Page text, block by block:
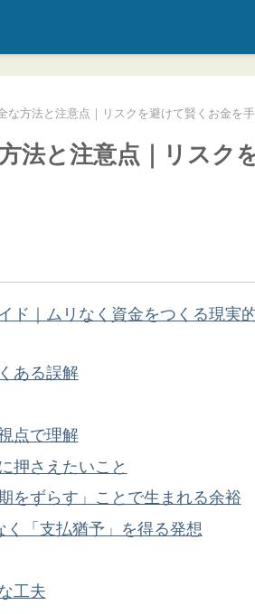
な方法と注意点｜リスクを避けて賢くお金を
法と注意点｜リスク
ド｜ムリなく資金をつくる現実
ある誤解
点で理解
押さえたいこと
をずらす」ことで生まれる余裕
「支払猶予」を得る発想
工夫